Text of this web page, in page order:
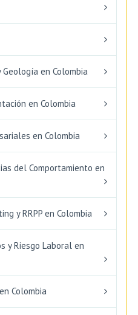
en Colombia
en Colombia
en Colombia
del Comportamiento en
y RRPP en Colombia
y Riesgo Laboral en
Colombia